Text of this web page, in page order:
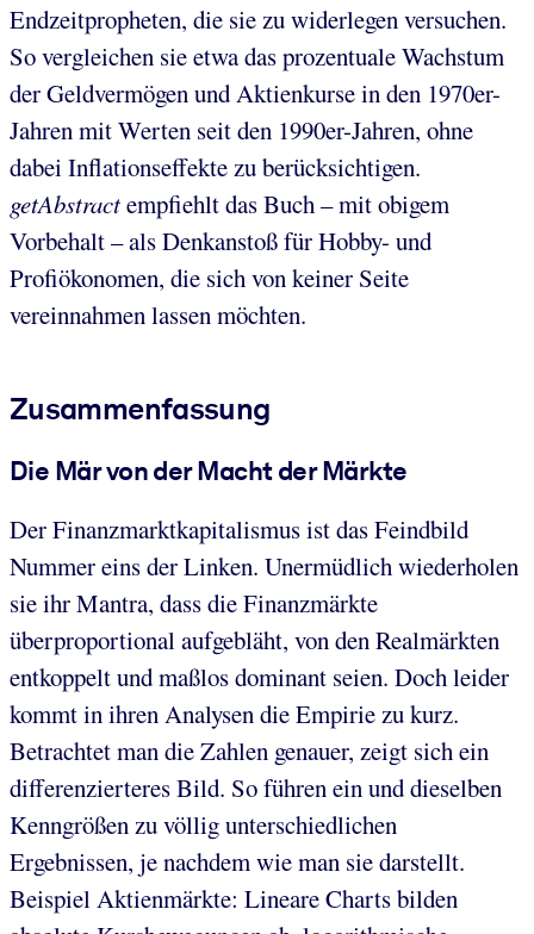
Endzeitpropheten, die sie zu widerlegen versuchen.
So vergleichen sie etwa das prozentuale Wachstum
der Geldvermögen und Aktienkurse in den 1970er-
Jahren mit Werten seit den 1990er-Jahren, ohne
dabei Inflationseffekte zu berücksichtigen.
getAbstractempfiehlt das Buch – mit obigem
Vorbehalt – als Denkanstoß für Hobby- und
Profiökonomen, die sich von keiner Seite
vereinnahmen lassen möchten.
Zusammenfassung
Die Mär von der Macht der Märkte
Der Finanzmarktkapitalismus ist das Feindbild
Nummer eins der Linken. Unermüdlich wiederholen
sie ihr Mantra, dass die Finanzmärkte
überproportional aufgebläht, von den Realmärkten
entkoppelt und maßlos dominant seien. Doch leider
kommt in ihren Analysen die Empirie zu kurz.
Betrachtet man die Zahlen genauer, zeigt sich ein
differenzierteres Bild. So führen ein und dieselben
Kenngrößen zu völlig unterschiedlichen
Ergebnissen, je nachdem wie man sie darstellt.
Beispiel Aktienmärkte: Lineare Charts bilden